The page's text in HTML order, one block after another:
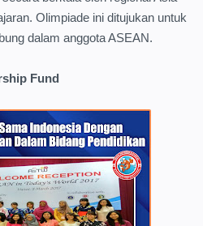
Olimpiade ini ditujukan untuk
dalam anggota ASEAN.
Fund